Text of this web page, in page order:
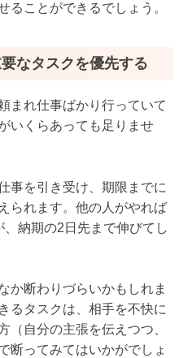
ることができるでしょう。
なタスクを優先する
まれ仕事ばかり行っていて
いくらあっても足りませ
事を引き受け、期限までに
られます。他の人がやれば
納期の2日先まで伸びてし
か断わりづらいかもしれま
るタスクは、相手を不快に
（自分の主張を伝えつつ、
断ってみてはいかがでしょ